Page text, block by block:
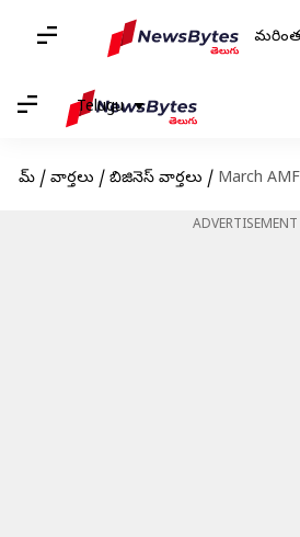
మరింత
Telugu
హోమ్ / వార్తలు / బిజినెస్ వార్తలు / March AMFI Data:
ADVERTISEMENT